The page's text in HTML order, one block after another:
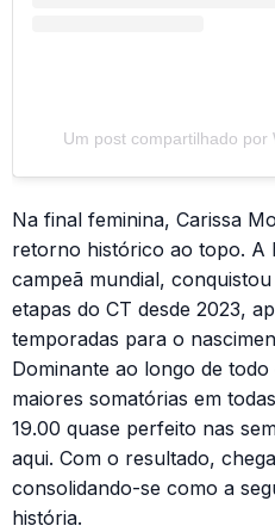
Um post compartilhado por
Na final feminina, Carissa
retorno histórico ao topo. A
campeã mundial,
etapas do CT desde 2023,
temporadas para o
Dominante ao longo de
maiores somatórias em
19.00 quase perfeito nas
aqui. Com o resultado,
consolidando-se como a
história.